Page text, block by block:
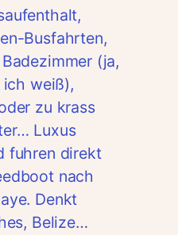
Busfahrten,
(ja,
weiß),
zu krass
Luxus
fuhren direkt
nach
Denkt
Belize…